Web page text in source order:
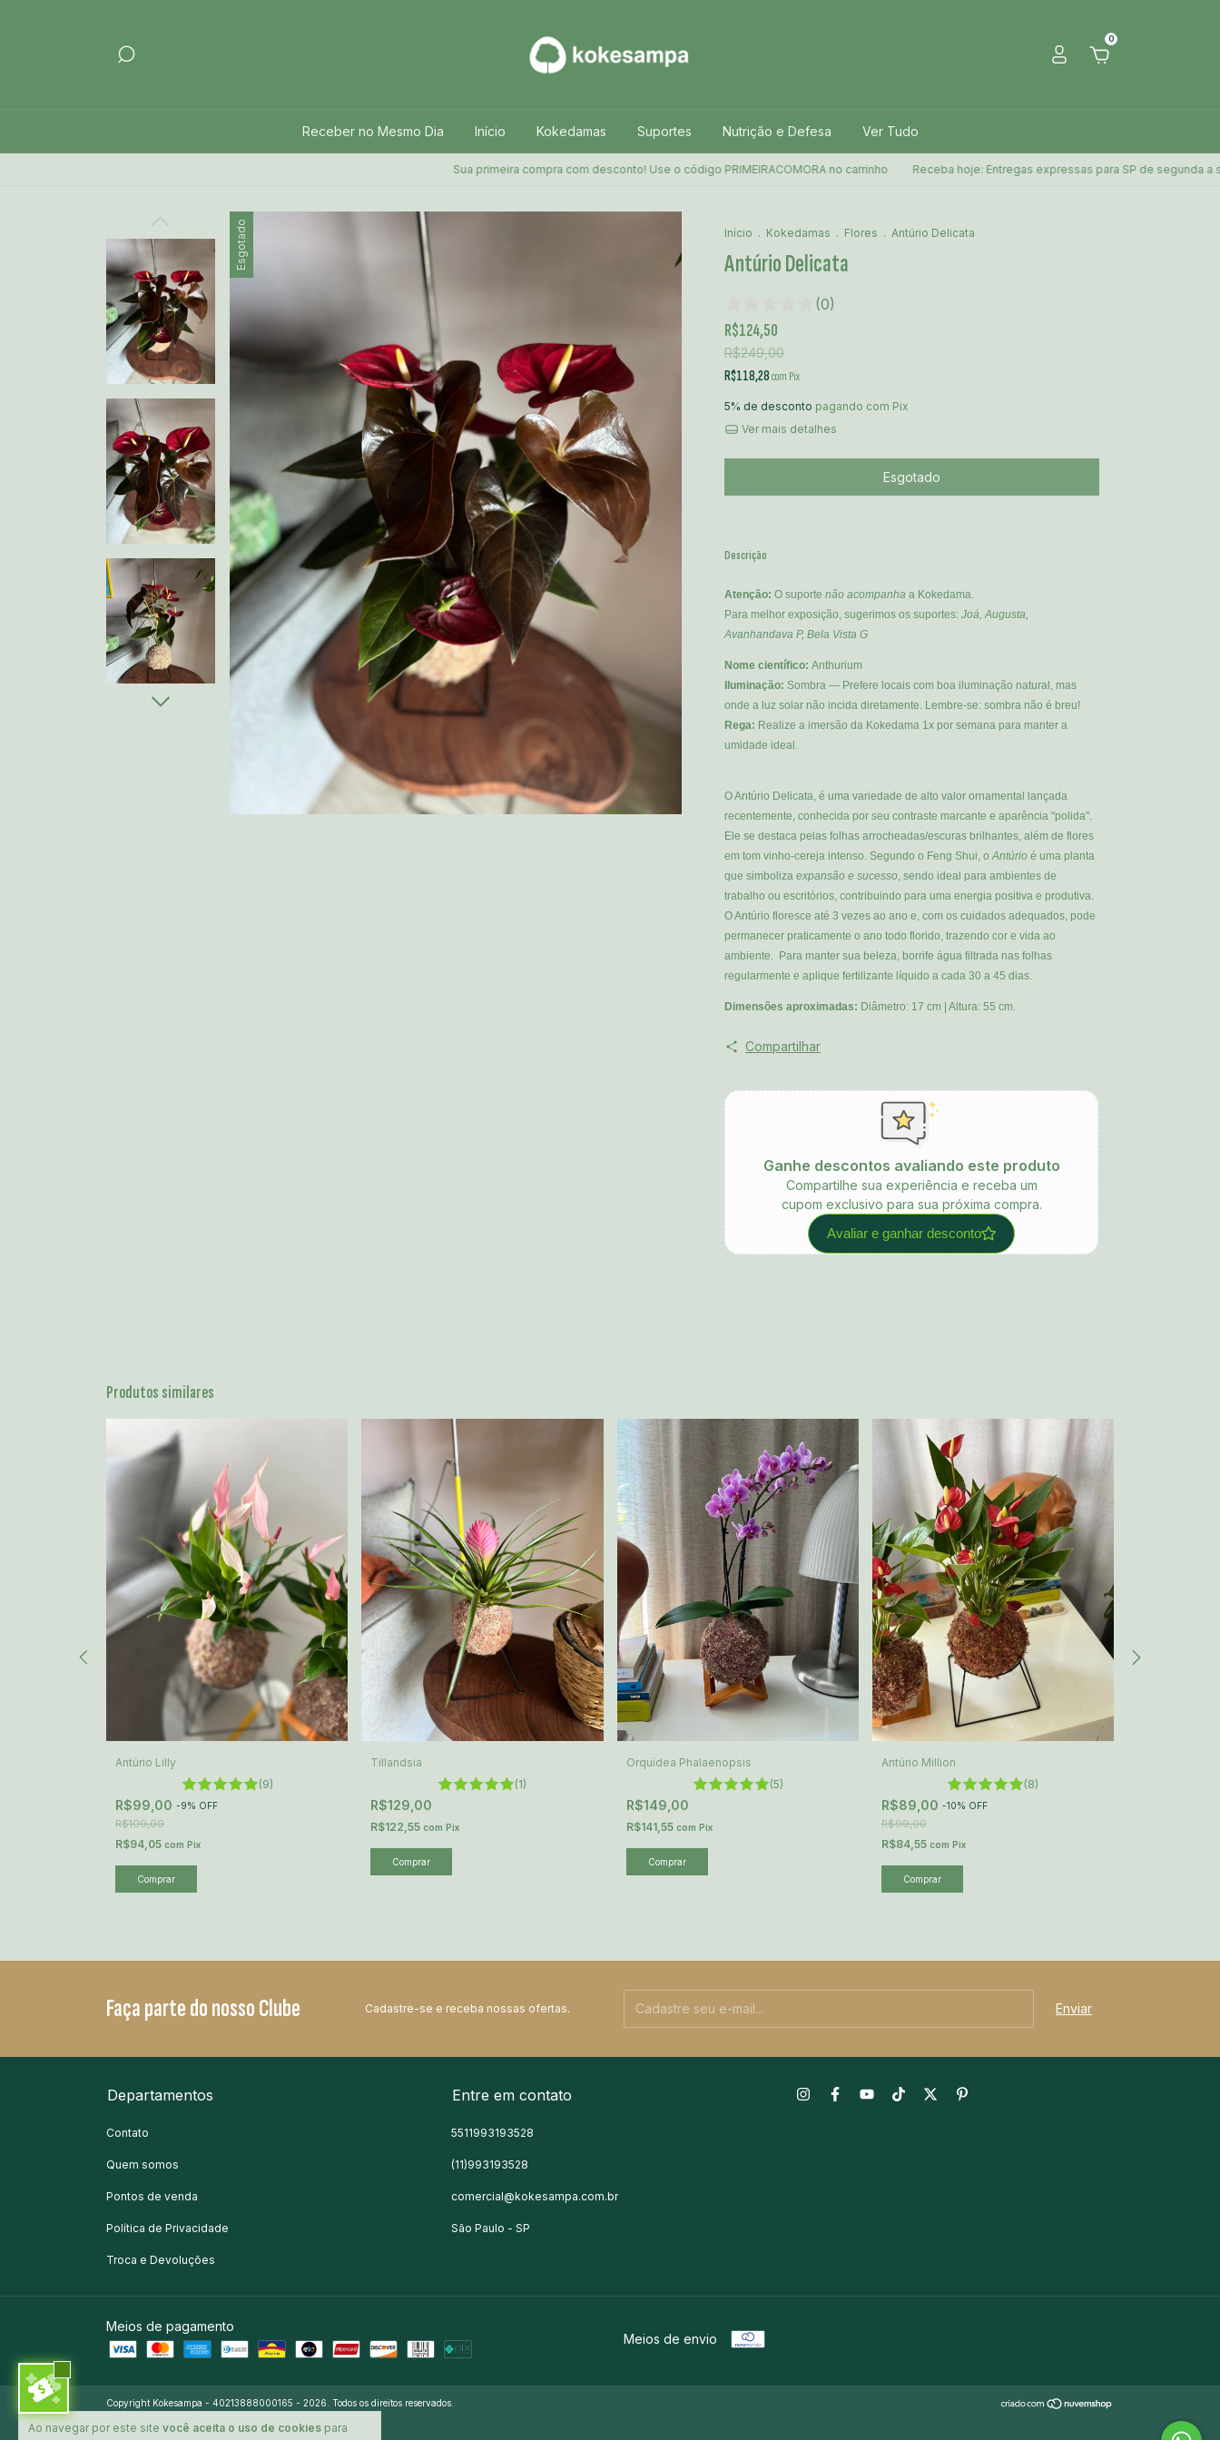
0
Receber no Mesmo Dia Início Kokedamas Suportes Nutrição e Defesa Ver Tudo
Sua primeira compra com desconto! Use o código PRIMEIRACOMORA no carrinho Receba hoje: Entregas expressas para SP de segunda a sexta!
Ao navegar por este site você aceita o uso de cookies para
Esgotado Início . Kokedamas . Flores . Antúrio Delicata
Antúrio Delicata
(0)
R$124,50
R$249,00
R$118,28com Pix
5% de desconto pagando com Pix
Ver mais detalhes
Descrição
Atenção: O suporte não acompanha a Kokedama.
Para melhor exposição, sugerimos os suportes: Joá, Augusta,
Avanhandava P, Bela Vista G
Nome científico: Anthurium
Iluminação: Sombra — Prefere locais com boa iluminação natural, mas
onde a luz solar não incida diretamente. Lembre-se: sombra não é breu!
Rega: Realize a imersão da Kokedama 1x por semana para manter a
umidade ideal.
O Antúrio Delicata, é uma variedade de alto valor ornamental lançada
recentemente, conhecida por seu contraste marcante e aparência "polida".
Ele se destaca pelas folhas arrocheadas/escuras brilhantes, além de flores
em tom vinho-cereja intenso. Segundo o Feng Shui, o Antúrio é uma planta
que simboliza expansão e sucesso , sendo ideal para ambientes de
trabalho ou escritórios, contribuindo para uma energia positiva e produtiva.
O Antúrio floresce até 3 vezes ao ano e, com os cuidados adequados, pode
permanecer praticamente o ano todo florido, trazendo cor e vida ao
ambiente. Para manter sua beleza, borrife água filtrada nas folhas
regularmente e aplique fertilizante líquido a cada 30 a 45 dias.
Dimensões aproximadas: Diâmetro: 17 cm | Altura: 55 cm.
Compartilhar
Ganhe descontos avaliando este produto
Compartilhe sua experiência e receba um
cupom exclusivo para sua próxima compra.
Avaliar e ganhar desconto
Produtos similares
Antúrio Lilly
(9)
R$99,00 -9% OFF
R$109,00
R$94,05 com Pix
Tillandsia
(1)
R$129,00
R$122,55 com Pix
Orquídea Phalaenopsis
(5)
R$149,00
R$141,55 com Pix
Comprar
Antúrio Million
(8)
R$89,00 -10% OFF
R$99,00
R$84,55 com Pix
Faça parte do nosso Clube Cadastre-se e receba nossas ofertas.
Departamentos
Contato
Quem somos
Pontos de venda
Política de Privacidade
Troca e Devoluções
Entre em contato
5511993193528
(11)993193528
comercial@kokesampa.com.br
São Paulo - SP
Meios de pagamento
Meios de envio
Copyright Kokesampa - 40213888000165 - 2026. Todos os direitos reservados.